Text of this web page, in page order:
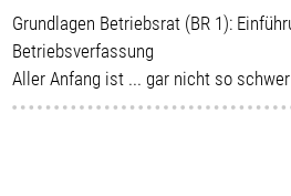
Grundlagen Betriebsrat (BR 1):
Betriebsverfassung
Aller Anfang ist ... gar nicht so schwer